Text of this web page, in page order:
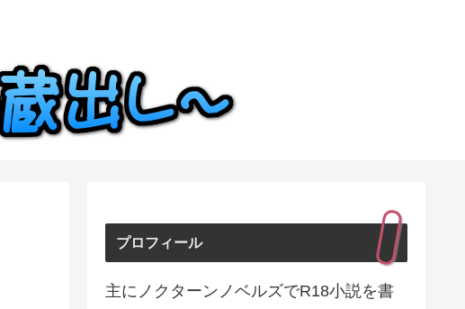
プロフィール
主にノクターンノベルズでR18小説を書